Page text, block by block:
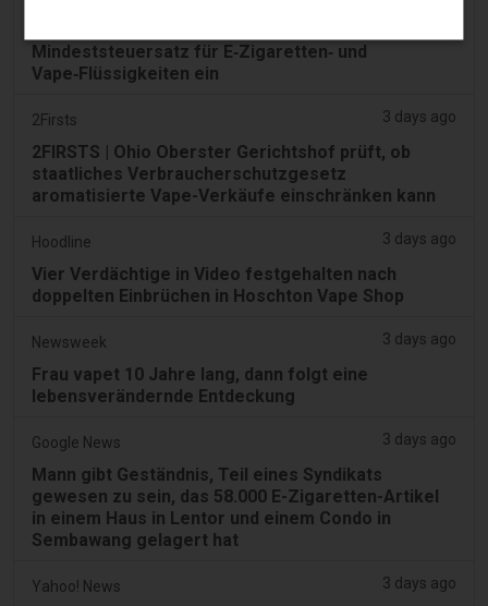
Mindeststeuersatz für E‑Zigaretten‑ und
Vape‑Flüssigkeiten ein
2Firsts 3 days ago
2FIRSTS | Ohio Oberster Gerichtshof prüft, ob
staatliches Verbraucherschutzgesetz
aromatisierte Vape-Verkäufe einschränken kann
Hoodline 3 days ago
Vier Verdächtige in Video festgehalten nach
doppelten Einbrüchen in Hoschton Vape Shop
Newsweek 3 days ago
Frau vapet 10 Jahre lang, dann folgt eine
lebensverändernde Entdeckung
Google News 3 days ago
Mann gibt Geständnis, Teil eines Syndikats
gewesen zu sein, das 58.000 E-Zigaretten-Artikel
in einem Haus in Lentor und einem Condo in
Sembawang gelagert hat
Yahoo! News 3 days ago